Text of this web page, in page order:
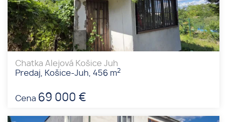
Chatka Alejová Košice Juh
Predaj, Košice-Juh, 456 m2
Cena 69 000 €